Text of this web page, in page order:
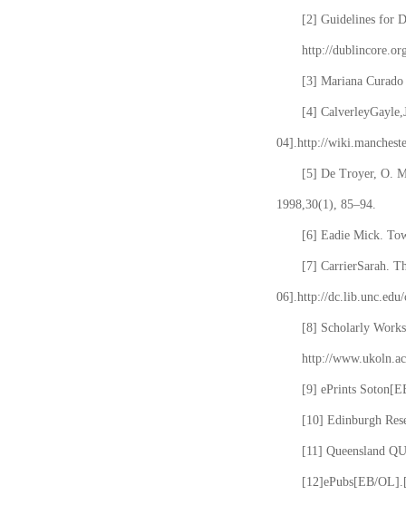
[2] Guidelines for
http://
[3] Mariana
[4]
04].http://
[5] De Troyer, O.
1998,30(1), 85–94.
[6] Eadie Mick.
[7] CarrierSarah.
06].http://
[8] Scholarly
http://
[9] ePrints
[10] Edinburgh
[11] Queensland
[12]ePubs[EB/